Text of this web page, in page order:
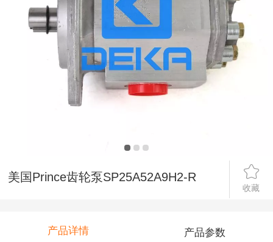
美国Prince齿轮泵SP25A52A9H2-R
收藏
产品详情 产品参数